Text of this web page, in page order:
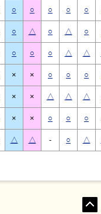
○ ○ ○ ○ ○
○ △ ○ △ ○
○ ○ ○ △ △
× × ○ ○ ○
× × △ △ △
× × ○ ○ ○
△ △ - ○ △